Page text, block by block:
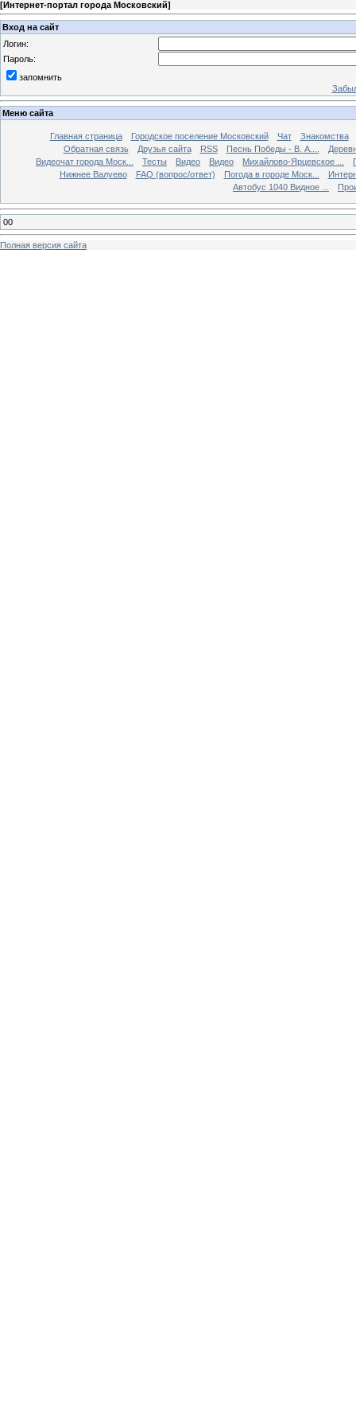
[Интернет-портал города Московский]
Вход на сайт
Логин:
Пароль:
запомнить
Меню сайта
Главная страница Городское поселение Московский Чат
Знакомства
Обратная связь
Друзья сайта RSS Песнь Победы - В. А....
Видеочат города Моск...
Тесты Видео Видео Михайлово-Ярцевское ...
Нижнее Валуево
FAQ (вопрос/ответ) Погода в городе Моск...
Автобус 1040 Видное ...
00
Полная версия сайта